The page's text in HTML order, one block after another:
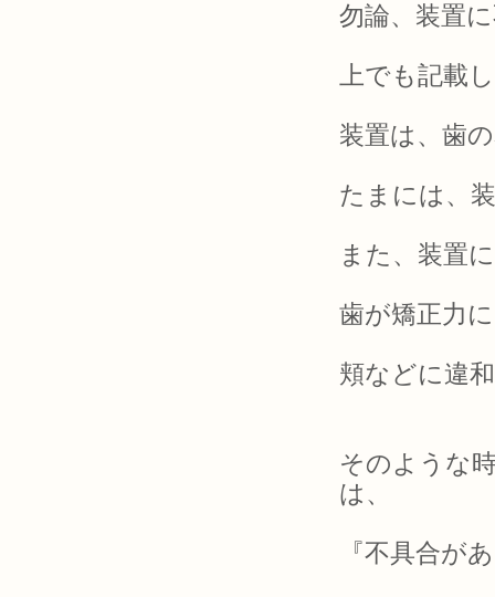
勿論、装置
上でも記載
装置は、歯
たまには、
また、装置
歯が矯正力
頬などに違
そのような
は、
『不具合が